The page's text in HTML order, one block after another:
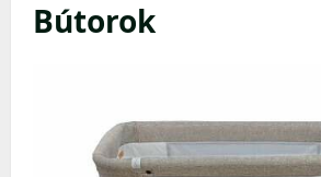
Bútorok